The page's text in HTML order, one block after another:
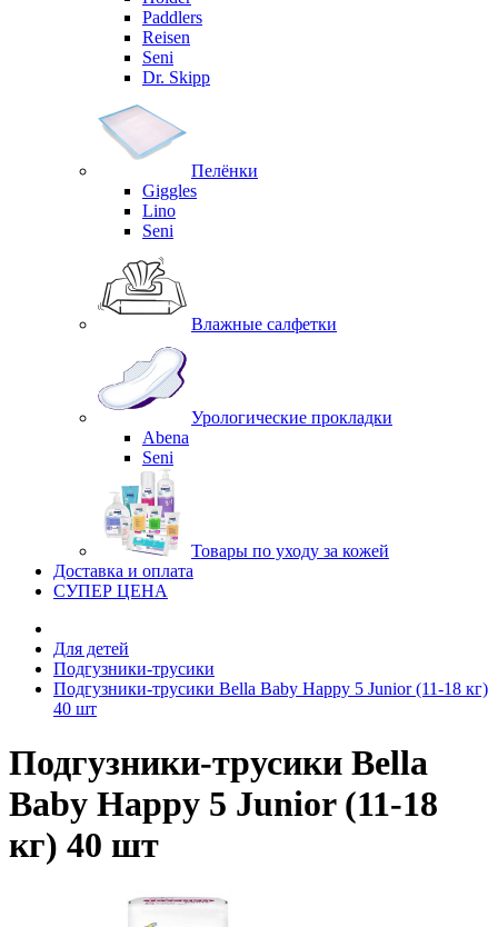
Paddlers
Reisen
Seni
Dr. Skipp
Пелёнки
Giggles
Lino
Seni
Влажные салфетки
Урологические прокладки
Abena
Seni
Товары по уходу за кожей
Доставка и оплата
СУПЕР ЦЕНА
Для детей
Подгузники-трусики
Подгузники-трусики Bella Baby Happy 5 Junior (11-18 кг)
40 шт
Подгузники-трусики Bella
Baby Happy 5 Junior (11-18
кг) 40 шт